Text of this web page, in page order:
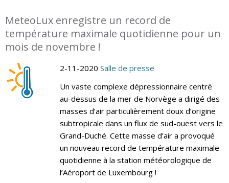
MeteoLux enregistre un record de
température maximale quotidienne pour un
mois de novembre !
2-11-2020 Salle de presse
Un vaste complexe dépressionnaire centré
au-dessus de la mer de Norvège a dirigé des
masses d’air particulièrement doux d’origine
subtropicale dans un flux de sud-ouest vers le
Grand-Duché. Cette masse d’air a provoqué
un nouveau record de température maximale
quotidienne à la station météorologique de
l’Aéroport de Luxembourg !